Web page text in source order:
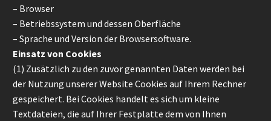
– Browser
– Betriebssystem und dessen Oberfläche
– Sprache und Version der Browsersoftware.
Einsatz von Cookies
(1) Zusätzlich zu den zuvor genannten Daten werden bei
der Nutzung unserer Website Cookies auf Ihrem Rechner
gespeichert. Bei Cookies handelt es sich um kleine
Textdateien, die auf Ihrer Festplatte dem von Ihnen